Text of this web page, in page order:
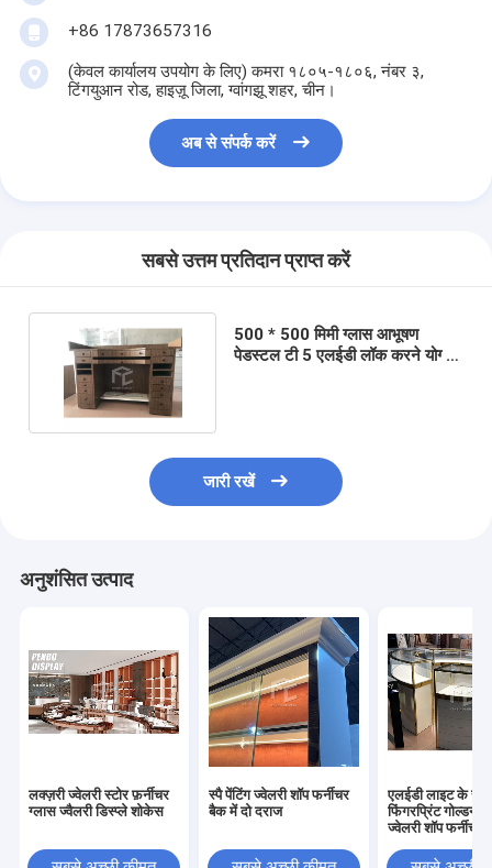
+86 17873657316
(केवल कार्यालय उपयोग के लिए) कमरा १८०५-१८०६, नंबर ३,
टिंगयुआन रोड, हाइज़ू जिला, ग्वांगझू शहर, चीन।
अब से संपर्क करें
सबसे उत्तम प्रतिदान प्राप्त करें
500 * 500 मिमी ग्लास आभूषण
पेडस्टल टी 5 एलईडी लॉक करने योग्य
जारी रखें
अनुशंसित उत्पाद
लक्ज़री ज्वेलरी स्टोर फ़र्नीचर
ग्लास ज्वैलरी डिस्प्ले शोकेस
स्पै पेंटिंग ज्वेलरी शॉप फर्नीचर
बैक में दो दराज
एलईडी लाइट के
फिंगरप्रिंट गोल्डन
ज्वेलरी शॉप फर्नीचर